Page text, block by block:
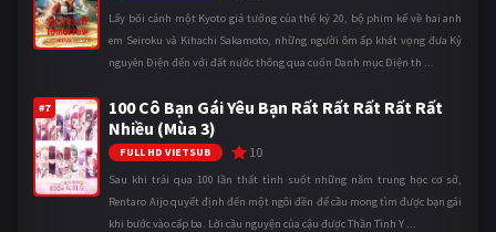
Lấy bối cảnh một Kyoto giả tưởng của thế kỷ 20, bộ phim kể về hai anh
em Seiroku và Kihachi Sakamoto, những người ôm ấp khát vọng đưa Kỷ
nguyên Điện đến với đất nước thông qua cuốn Danh mục Điện th ...
#7
100 Cô Bạn Gái Yêu Bạn Rất Rất Rất Rất Rất
Nhiều (Mùa 3)
FULL HD VIETSUB 10
Sau khi trải qua 100 lần thất tình suốt những năm trung học cơ sở,
Rentaro Aijo quyết định đến một ngôi đền để cầu mong tìm được bạn gái
khi bước vào cấp ba. Lời cầu nguyện của cậu được Thần Tình Y ...